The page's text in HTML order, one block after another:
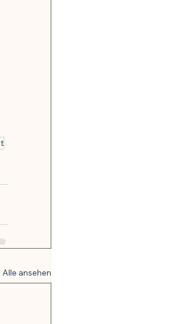
Alle ansehen